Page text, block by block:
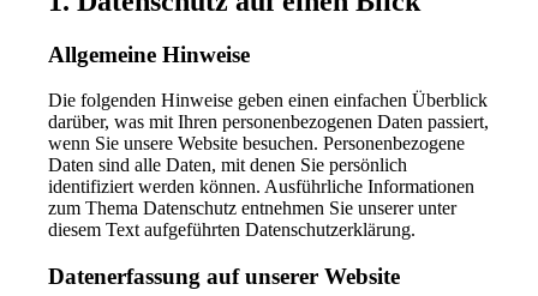
Allgemeine Hinweise
Die folgenden Hinweise geben einen einfachen Überblick
darüber, was mit Ihren personenbezogenen Daten passiert,
wenn Sie unsere Website besuchen. Personenbezogene
Daten sind alle Daten, mit denen Sie persönlich
identifiziert werden können. Ausführliche Informationen
zum Thema Datenschutz entnehmen Sie unserer unter
diesem Text aufgeführten Datenschutzerklärung.
Datenerfassung auf unserer Website